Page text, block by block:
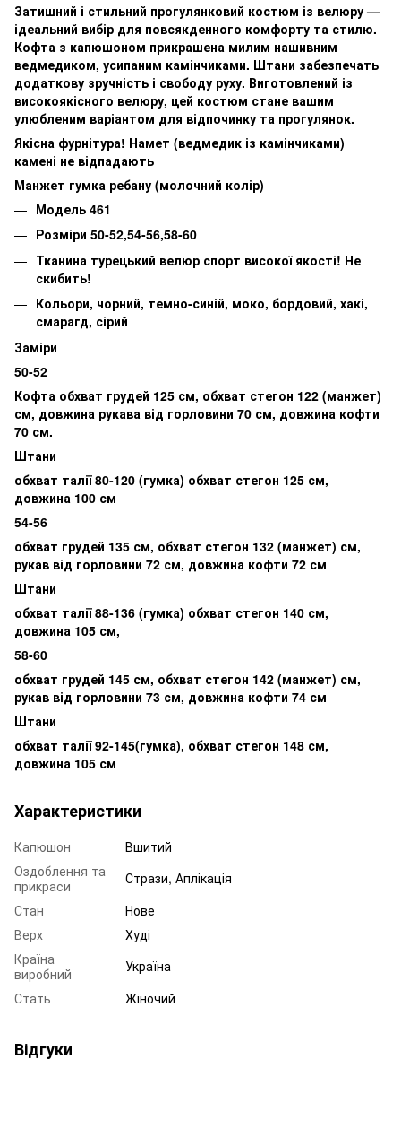
Затишний і стильний прогулянковий костюм із велюру —
ідеальний вибір для повсякденного комфорту та стилю.
Кофта з капюшоном прикрашена милим нашивним
ведмедиком, усипаним камінчиками. Штани забезпечать
додаткову зручність і свободу руху. Виготовлений із
високоякісного велюру, цей костюм стане вашим
улюбленим варіантом для відпочинку та прогулянок.
Якісна фурнітура! Намет (ведмедик із камінчиками)
камені не відпадають
Манжет гумка ребану (молочний колір)
Модель 461
Розміри 50-52,54-56,58-60
Тканина турецький велюр спорт високої якості! Не
скибить!
Кольори, чорний, темно-синій, моко, бордовий, хакі,
смарагд, сірий
Заміри
50-52
Кофта обхват грудей 125 см, обхват стегон 122 (манжет)
см, довжина рукава від горловини 70 см, довжина кофти
70 см.
Штани
обхват талії 80-120 (гумка) обхват стегон 125 см,
довжина 100 см
54-56
обхват грудей 135 см, обхват стегон 132 (манжет) см,
рукав від горловини 72 см, довжина кофти 72 см
Штани
обхват талії 88-136 (гумка) обхват стегон 140 см,
довжина 105 см,
58-60
обхват грудей 145 см, обхват стегон 142 (манжет) см,
рукав від горловини 73 см, довжина кофти 74 см
Штани
обхват талії 92-145(гумка), обхват стегон 148 см,
довжина 105 см
Характеристики
Капюшон
Вшитий
Оздоблення та
прикраси
Стрази, Аплікація
Стан
Нове
Верх
Худі
Країна
виробний
Україна
Стать
Жіночий
Відгуки